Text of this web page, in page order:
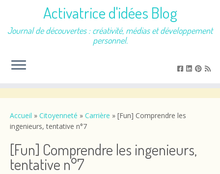
contenu
Activatrice d'idées Blog
Journal de découvertes : créativité, médias et développement
personnel.
Accueil » Citoyenneté » Carrière » [Fun] Comprendre les
ingenieurs, tentative n°7
[Fun] Comprendre les ingenieurs,
tentative n°7